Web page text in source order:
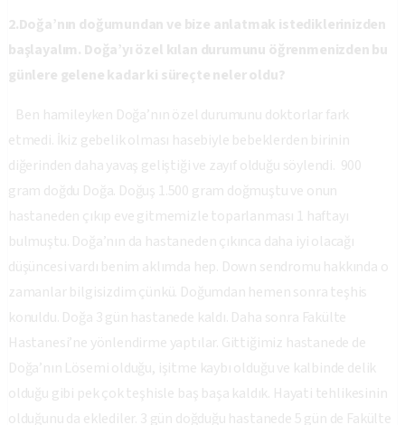
2.Doğa’nın doğumundan ve bize anlatmak istediklerinizden
başlayalım. Doğa’yı özel kılan durumunu öğrenmenizden bu
günlere gelene kadar ki süreçte neler oldu?
Ben hamileyken Doğa’nın özel durumunu doktorlar fark
etmedi. İkiz gebelik olması hasebiyle bebeklerden birinin
diğerinden daha yavaş geliştiği ve zayıf olduğu söylendi. 900
gram doğdu Doğa. Doğuş 1.500 gram doğmuştu ve onun
hastaneden çıkıp eve gitmemizle toparlanması 1 haftayı
bulmuştu. Doğa’nın da hastaneden çıkınca daha iyi olacağı
düşüncesi vardı benim aklımda hep. Down sendromu hakkında o
zamanlar bilgisizdim çünkü. Doğumdan hemen sonra teşhis
konuldu. Doğa 3 gün hastanede kaldı. Daha sonra Fakülte
Hastanesi’ne yönlendirme yaptılar. Gittiğimiz hastanede de
Doğa’nın Lösemi olduğu, işitme kaybı olduğu ve kalbinde delik
olduğu gibi pek çok teşhisle baş başa kaldık. Hayati tehlikesinin
olduğunu da eklediler. 3 gün doğduğu hastanede 5 gün de Fakülte